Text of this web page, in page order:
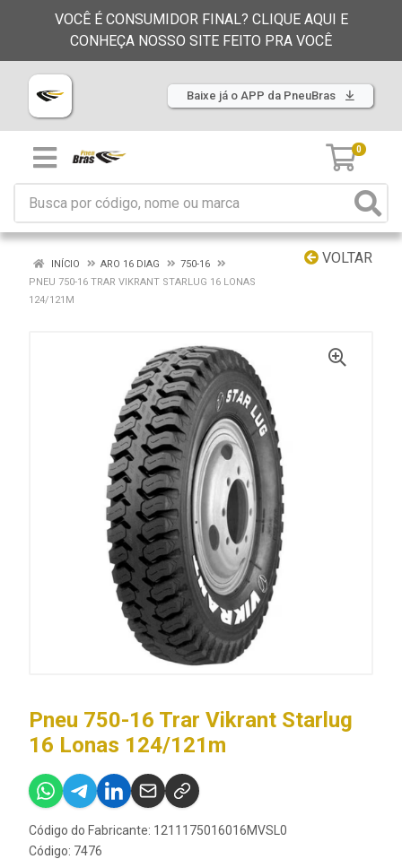
VOCÊ É CONSUMIDOR FINAL? CLIQUE AQUI E
CONHEÇA NOSSO SITE FEITO PRA VOCÊ
Baixe já o APP da PneuBras
0
VOLTAR
INÍCIO ARO 16 DIAG
750-16
PNEU 750-16 TRAR VIKRANT STARLUG 16 LONAS
124/121M
Pneu 750-16 Trar Vikrant Starlug
16 Lonas 124/121m
Código do Fabricante: 1211175016016MVSL0
Código: 7476